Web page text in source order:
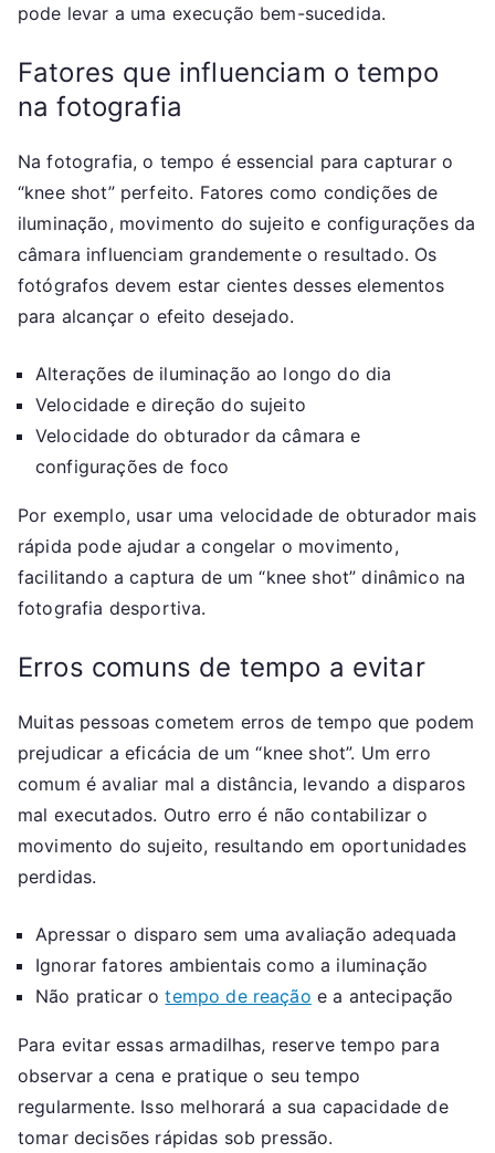
pode levar a uma execução bem-sucedida.
Fatores que influenciam o tempo
na fotografia
Na fotografia, o tempo é essencial para capturar o
“knee shot” perfeito. Fatores como condições de
iluminação, movimento do sujeito e configurações da
câmara influenciam grandemente o resultado. Os
fotógrafos devem estar cientes desses elementos
para alcançar o efeito desejado.
Alterações de iluminação ao longo do dia
Velocidade e direção do sujeito
Velocidade do obturador da câmara e
configurações de foco
Por exemplo, usar uma velocidade de obturador mais
rápida pode ajudar a congelar o movimento,
facilitando a captura de um “knee shot” dinâmico na
fotografia desportiva.
Erros comuns de tempo a evitar
Muitas pessoas cometem erros de tempo que podem
prejudicar a eficácia de um “knee shot”. Um erro
comum é avaliar mal a distância, levando a disparos
mal executados. Outro erro é não contabilizar o
movimento do sujeito, resultando em oportunidades
perdidas.
Apressar o disparo sem uma avaliação adequada
Ignorar fatores ambientais como a iluminação
Não praticar otempo de reação e a antecipação
Para evitar essas armadilhas, reserve tempo para
observar a cena e pratique o seu tempo
regularmente. Isso melhorará a sua capacidade de
tomar decisões rápidas sob pressão.